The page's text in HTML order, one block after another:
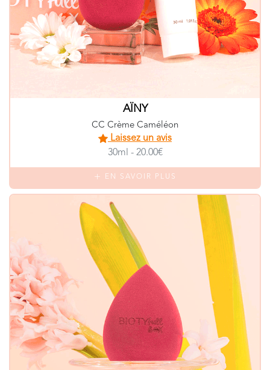
AÏNY
CC Crème Caméléon
Laissez un avis
30ml - 20.00€
EN SAVOIR PLUS